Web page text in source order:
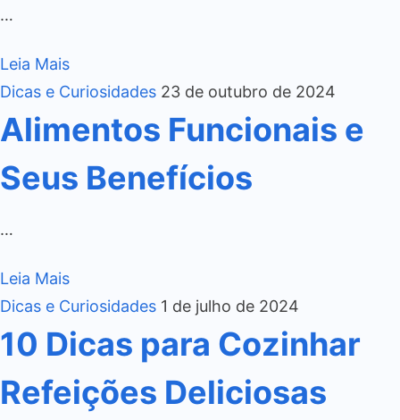
…
Leia Mais
Dicas e Curiosidades 23 de outubro de 2024
Alimentos Funcionais e
Seus Benefícios
…
Leia Mais
Dicas e Curiosidades 1 de julho de 2024
10 Dicas para Cozinhar
Refeições Deliciosas